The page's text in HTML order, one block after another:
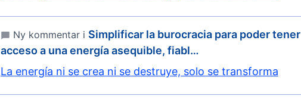
Ny kommentar i Simplificar la burocracia para poder tener
acceso a una energía asequible, fiabl…
La energía ni se crea ni se destruye, solo se transforma